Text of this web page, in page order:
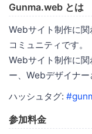
Gunma.web とは
Webサイト制作に
コミュニティです。
Webサイト制作に
ー、Webデザイナー
ハッシュタグ:
参加料金